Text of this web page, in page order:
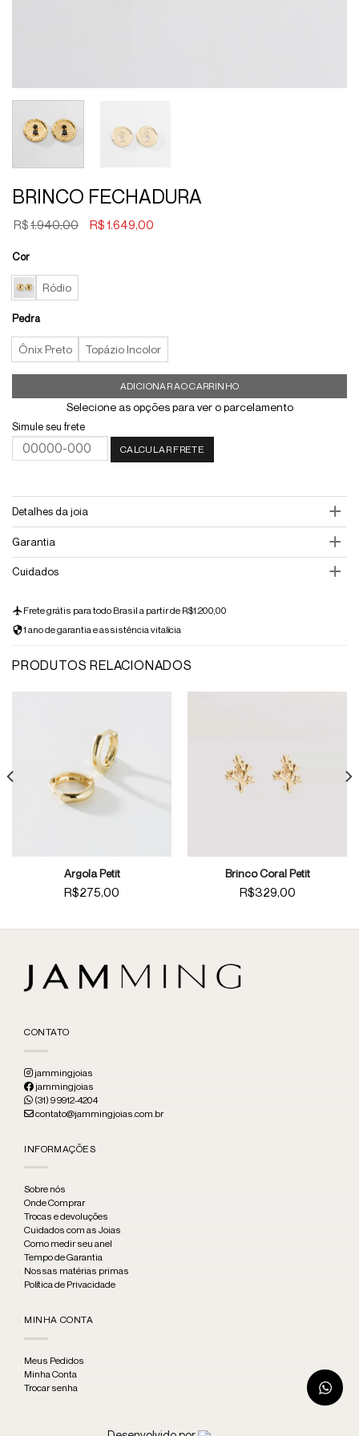
BRINCO FECHADURA
R$1.940,00
O
R$1.649,00
Cor
Ródio
Pedra
Ônix Preto Topázio Incolor
ADICIONAR AO CARRINHO
Selecione as opções para ver o parcelamento
Simule seu frete
CALCULAR FRETE
Detalhes da joia
Garantia
Cuidados
Frete grátis para todo Brasil a partir de R$1.200,00
1 ano de garantia e assistência vitalícia
PRODUTOS RELACIONADOS
Argola Petit
R$275,00
Brinco Coral Petit
R$329,00
CONTATO
jammingjoias
jammingjoias
(31) 9 9912-4204
contato@jammingjoias.com.br
INFORMAÇÕES
Sobre nós
Onde Comprar
Trocas e devoluções
Cuidados com as Joias
Como medir seu anel
Tempo de Garantia
Nossas matérias primas
Política de Privacidade
MINHA CONTA
Meus Pedidos
Minha Conta
Trocar senha